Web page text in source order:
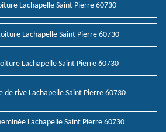
Lachapelle Saint Pierre 60730
Lachapelle Saint Pierre 60730
Lachapelle Saint Pierre 60730
de rive Lachapelle Saint Pierre 60730
Lachapelle Saint Pierre 60730